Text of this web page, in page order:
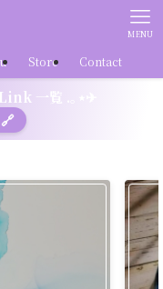
MENU
Store Contact
一覧 .｡⋆✈